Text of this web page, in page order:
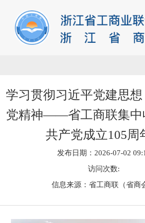
学习贯彻习近平党建思
党精神——省工商联集中
共产党成立105周
发布日期：2026-07-02
访问次数:
信息来源：省工商联（省商